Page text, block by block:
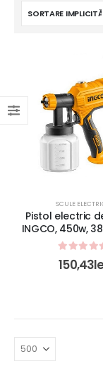
SCULE
Pistol electric
INGCO, 450w,
0out of 5
150,43